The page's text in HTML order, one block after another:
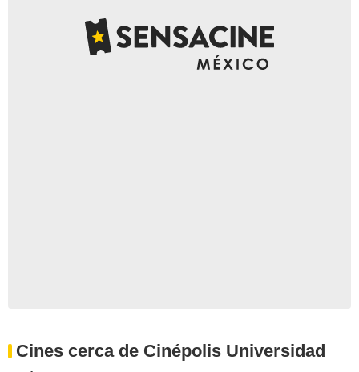
Cines cerca de Cinépolis Universidad